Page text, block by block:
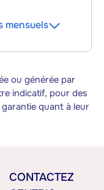
mensuels
ou générée par
indicatif, pour des
quant à leur
CONTACTEZ